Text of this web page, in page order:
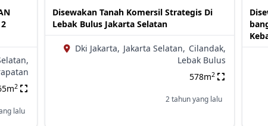
2
lalu
Disewakan Tanah Komersil Strategis Di
Lebak Bulus Jakarta Selatan
Dki Jakarta, Jakarta Selatan, Cilandak,
Lebak Bulus
578m2
2 tahun yang lalu